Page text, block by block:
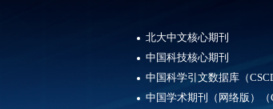
北大中文核心期刊
中国科技核心期刊
中国科学引文数据库（
中国学术期刊（网络版）（